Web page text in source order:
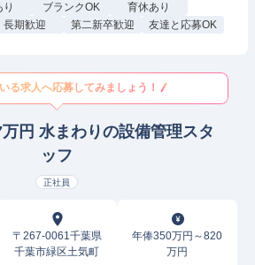
ブランクOK
育休あり
長期歓迎 第二新卒歓迎 友達と応募OK
る求人へ応募してみましょう！
円 水まわりの設備管理スタ
ッフ
正社員
〒267-0061千葉県
千葉市緑区土気町
年俸350万円～820
万円